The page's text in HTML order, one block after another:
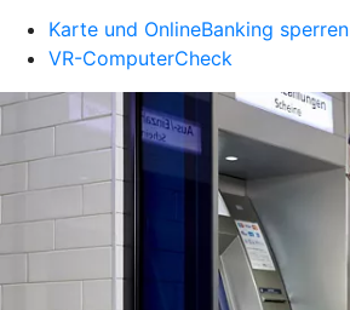
Karte und OnlineBanking sperren
VR-ComputerCheck